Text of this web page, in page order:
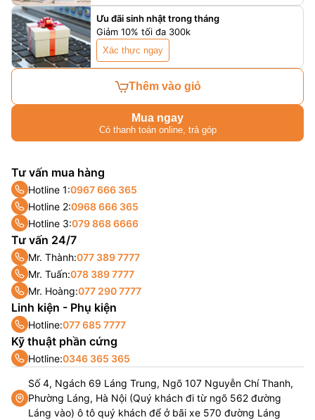
Ưu đãi sinh nhật trong tháng
Giảm 10% tối đa 300k
Xác thực ngay
Thêm vào giỏ
Mua ngay
Có thanh toán online, trả góp
Tư vấn mua hàng
Hotline 1:0967 666 365
Hotline 2:0968 666 365
Hotline 3:079 868 6666
Tư vấn 24/7
Mr. Thành:077 389 7777
Mr. Tuấn:078 389 7777
Mr. Hoàng:077 290 7777
Linh kiện - Phụ kiện
Hotline:077 685 7777
Kỹ thuật phần cứng
Hotline:0346 365 365
Số 4, Ngách 69 Láng Trung, Ngõ 107 Nguyễn Chí Thanh,
Phường Láng, Hà Nội (Quý khách đi từ ngõ 562 đường
Láng vào) ô tô quý khách để ở bãi xe 570 đường Láng